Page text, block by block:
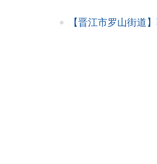
【晋江市罗山街道